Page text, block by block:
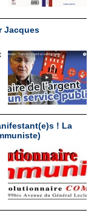
Jacques
! La